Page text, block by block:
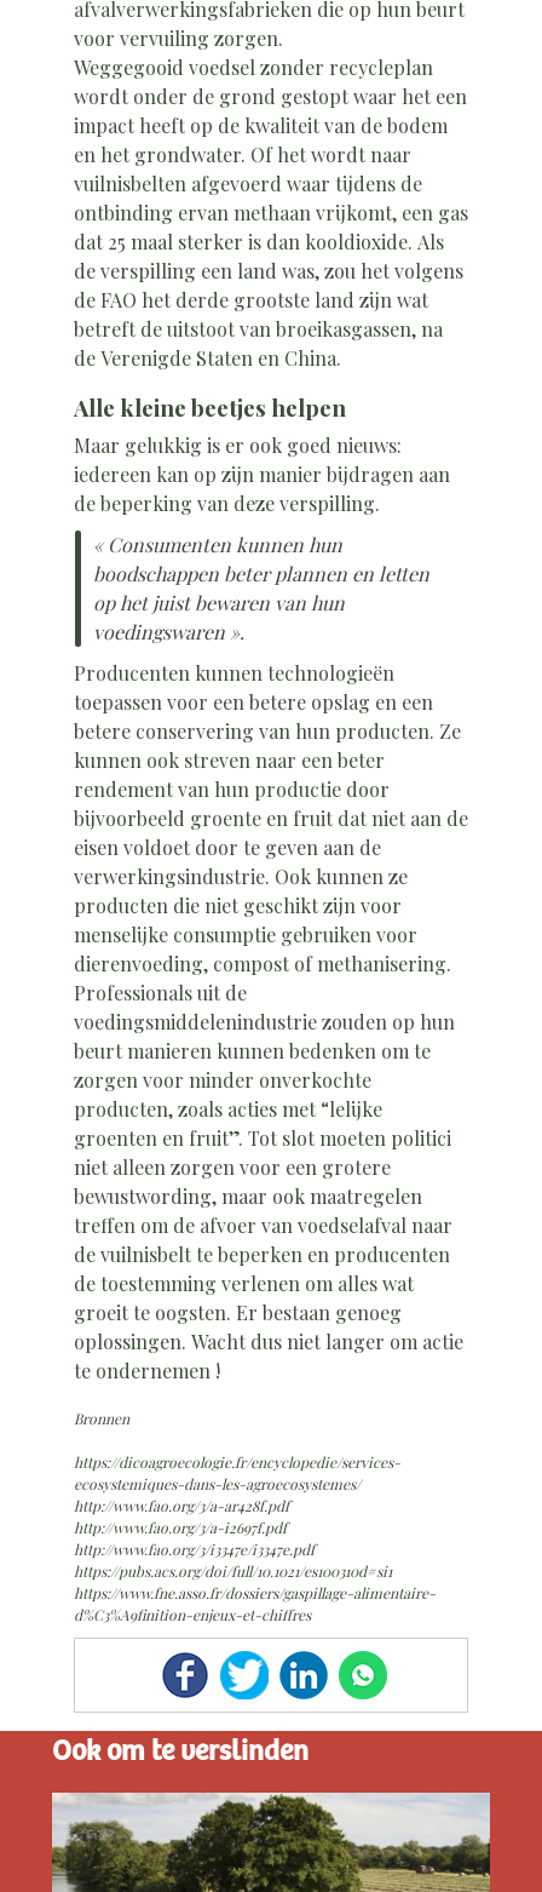
afvalverwerkingsfabrieken die op hun beurt
voor vervuiling zorgen.
Weggegooid voedsel zonder recycleplan
wordt onder de grond gestopt waar het een
impact heeft op de kwaliteit van de bodem
en het grondwater. Of het wordt naar
vuilnisbelten afgevoerd waar tijdens de
ontbinding ervan methaan vrijkomt, een gas
dat 25 maal sterker is dan kooldioxide. Als
de verspilling een land was, zou het volgens
de FAO het derde grootste land zijn wat
betreft de uitstoot van broeikasgassen, na
de Verenigde Staten en China.
Alle kleine beetjes helpen
Maar gelukkig is er ook goed nieuws:
iedereen kan op zijn manier bijdragen aan
de beperking van deze verspilling.
« Consumenten kunnen hun
boodschappen beter plannen en letten
op het juist bewaren van hun
voedingswaren ».
Producenten kunnen technologieën
toepassen voor een betere opslag en een
betere conservering van hun producten. Ze
kunnen ook streven naar een beter
rendement van hun productie door
bijvoorbeeld groente en fruit dat niet aan de
eisen voldoet door te geven aan de
verwerkingsindustrie. Ook kunnen ze
producten die niet geschikt zijn voor
menselijke consumptie gebruiken voor
dierenvoeding, compost of methanisering.
Professionals uit de
voedingsmiddelenindustrie zouden op hun
beurt manieren kunnen bedenken om te
zorgen voor minder onverkochte
producten, zoals acties met “lelijke
groenten en fruit”. Tot slot moeten politici
niet alleen zorgen voor een grotere
bewustwording, maar ook maatregelen
treffen om de afvoer van voedselafval naar
de vuilnisbelt te beperken en producenten
de toestemming verlenen om alles wat
groeit te oogsten. Er bestaan genoeg
oplossingen. Wacht dus niet langer om actie
te ondernemen !
Bronnen
https://dicoagroecologie.fr/encyclopedie/services-
ecosystemiques-dans-les-agroecosystemes/
http://www.fao.org/3/a-ar428f.pdf
http://www.fao.org/3/a-i2697f.pdf
http://www.fao.org/3/i3347e/i3347e.pdf
https://pubs.acs.org/doi/full/10.1021/es100310d#si1
https://www.fne.asso.fr/dossiers/gaspillage-alimentaire-
d%C3%A9finition-enjeux-et-chiffres
Ook om te verslinden